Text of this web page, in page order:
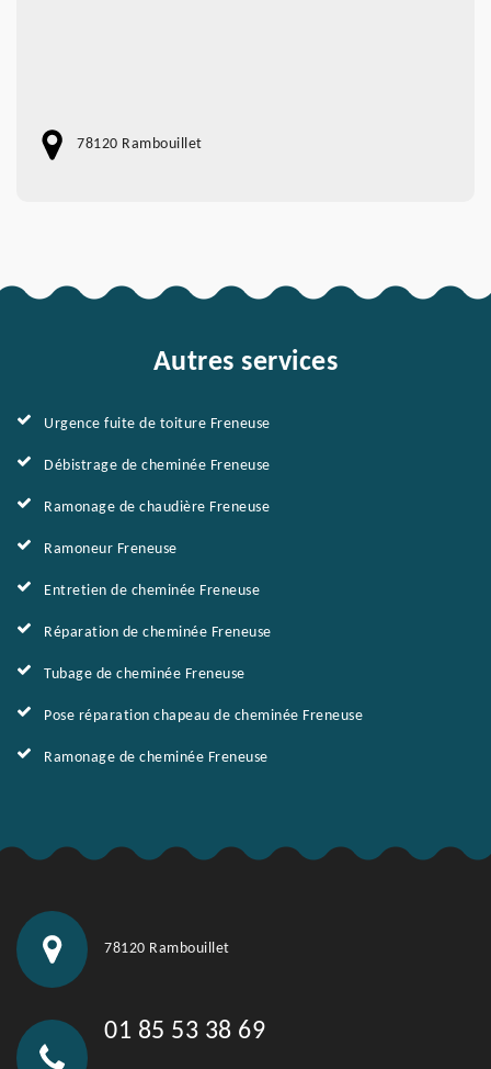
78120 Rambouillet
Autres services
Urgence fuite de toiture Freneuse
Débistrage de cheminée Freneuse
Ramonage de chaudière Freneuse
Ramoneur Freneuse
Entretien de cheminée Freneuse
Réparation de cheminée Freneuse
Tubage de cheminée Freneuse
Pose réparation chapeau de cheminée Freneuse
Ramonage de cheminée Freneuse
78120 Rambouillet
01 85 53 38 69